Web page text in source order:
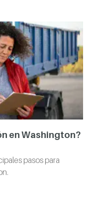
en Washington?
pasos para